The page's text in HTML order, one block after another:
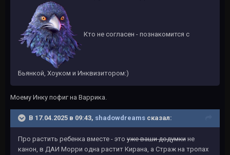
Кто не согласен - познакомится с
Бьянкой, Хоуком и Инквизитором:)
Моему Инку пофиг на Варрика.
В 17.04.2025 в 09:43, shadowdreams сказал:
Про растить ребенка вместе - это уже ваши додумки не
канон, в ДАИ Морри одна растит Кирана, а Страж на тропах